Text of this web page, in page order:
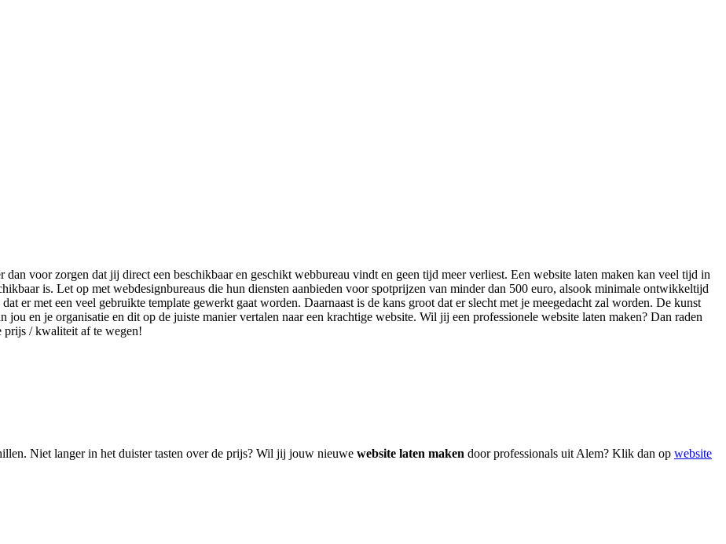
dan voor zorgen dat jij direct een beschikbaar en geschikt webbureau vindt en geen tijd meer verliest. Een website laten maken kan veel tijd in
is. Let op met webdesignbureaus die hun diensten aanbieden voor spotprijzen van minder dan 500 euro, alsook minimale ontwikkeltijd
er met een veel gebruikte template gewerkt gaat worden. Daarnaast is de kans groot dat er slecht met je meegedacht zal worden. De kunst
en je organisatie en dit op de juiste manier vertalen naar een krachtige website. Wil jij een professionele website laten maken? Dan raden
prijs / kwaliteit af te wegen!
Niet langer in het duister tasten over de prijs? Wil jij jouw nieuwe website laten maken door professionals uit Alem? Klik dan op website